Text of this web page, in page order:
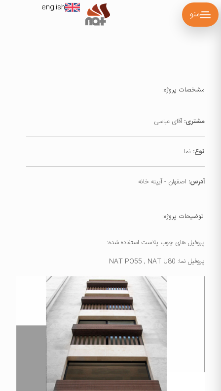
منو
english
مشخصات پروژه:
مشتری: آقای عباسی
نوع: نما
آدرس: اصفهان - آیینه خانه
توضیحات پروژه:
پروفیل های چوب پلاست استفاده شده:
پروفیل نما: NAT PO55 , NAT U80